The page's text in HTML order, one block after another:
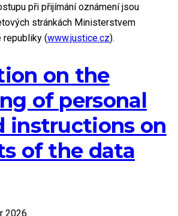
při přijímání oznámení jsou
stránkách Ministerstvem
republiky (www.justice.cz).
on the
of personal
instructions on
of the data
2026